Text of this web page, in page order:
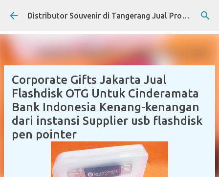
Skip to main content Distributor Souvenir di Tangerang Jual Produk Promosi Eksklusif Corporate dan Instansi Pemerintah
Corporate Gifts Jakarta Jual
Flashdisk OTG Untuk Cinderamata
Bank Indonesia Kenang-kenangan
dari instansi Supplier usb flashdisk
pen pointer